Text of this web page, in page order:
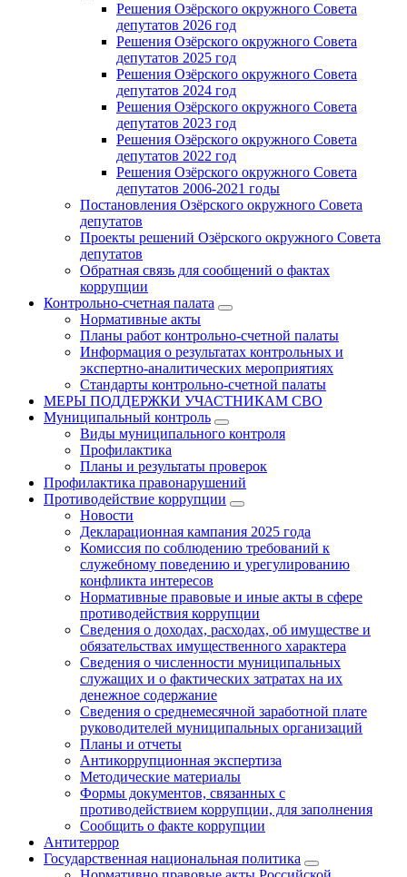
Решения Озёрского окружного Совета
депутатов 2026 год
Решения Озёрского окружного Совета
депутатов 2025 год
Решения Озёрского окружного Совета
депутатов 2024 год
Решения Озёрского окружного Совета
депутатов 2023 год
Решения Озёрского окружного Совета
депутатов 2022 год
Решения Озёрского окружного Совета
депутатов 2006-2021 годы
Постановления Озёрского окружного Совета
депутатов
Проекты решений Озёрского окружного Совета
депутатов
Обратная связь для сообщений о фактах
коррупции
Контрольно-счетная палата
Нормативные акты
Планы работ контрольно-счетной палаты
Информация о результатах контрольных и
экспертно-аналитических мероприятиях
Стандарты контрольно-счетной палаты
МЕРЫ ПОДДЕРЖКИ УЧАСТНИКАМ СВО
Муниципальный контроль
Виды муниципального контроля
Профилактика
Планы и результаты проверок
Профилактика правонарушений
Противодействие коррупции
Новости
Декларационная кампания 2025 года
Комиссия по соблюдению требований к
служебному поведению и урегулированию
конфликта интересов
Нормативные правовые и иные акты в сфере
противодействия коррупции
Сведения о доходах, расходах, об имуществе и
обязательствах имущественного характера
Сведения о численности муниципальных
служащих и о фактических затратах на их
денежное содержание
Сведения о среднемесячной заработной плате
руководителей муниципальных организаций
Планы и отчеты
Антикоррупционная экспертиза
Методические материалы
Формы документов, связанных с
противодействием коррупции, для заполнения
Сообщить о факте коррупции
Антитеррор
Государственная национальная политика